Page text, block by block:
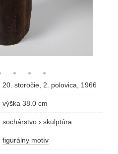
20. storočie, 2. polovica, 1966
výška 38.0 cm
sochárstvo › skulptúra
figurálny motív